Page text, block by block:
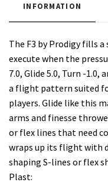
INFORMATION
The F3 by Prodigy fills
execute when the
7.0, Glide 5.0, Turn -1.0,
a flight pattern suited
players. Glide like this
arms and finesse
or flex lines that need
wraps up its flight with
shaping S-lines or flex
Plast: